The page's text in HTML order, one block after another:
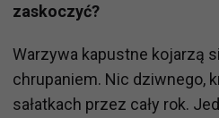
zaskoczyć?
Warzywa kapustne kojarzą
chrupaniem. Nic dziwnego,
sałatkach przez cały rok.